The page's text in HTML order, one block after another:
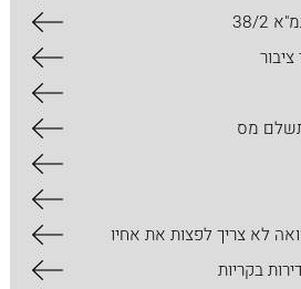
2
מס
לא צריך לפצות את אחיו
בקריות